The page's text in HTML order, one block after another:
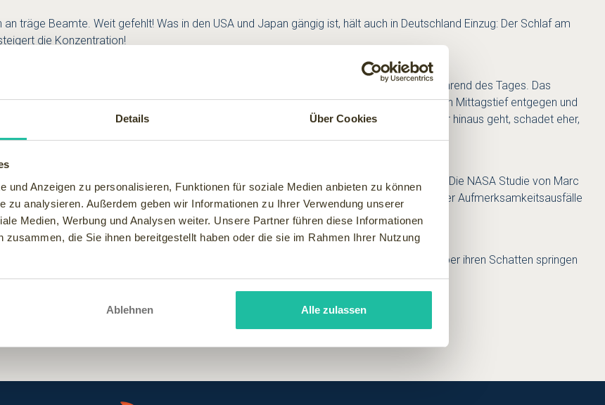
Details Über Cookies
und Anzeigen zu personalisieren, Funktionen für soziale Medien anbieten zu können
zu analysieren. Außerdem geben wir Informationen zu Ihrer Verwendung unserer
Medien, Werbung und Analysen weiter. Unsere Partner führen diese Informationen
zusammen, die Sie ihnen bereitgestellt haben oder die sie im Rahmen Ihrer Nutzung
Ablehnen Alle zulassen
träge Beamte. Weit gefehlt! Was in den USA und Japan gängig ist, hält auch in Deutschland Einzug: Der Schlaf am
die Konzentration!
= Energie, Kraft" und "nap = Nickerchen" ab. Power-Napping ist also ein Kurzschlaf während des Tages. Das
entscheidend verbessern. Der kreativitätsfördernde Kurzschlaf wirkt dem biorhythmischen Mittagstief entgegen und
sollte der Kurzschlaf nicht länger als 20 bis 30 Minuten dauern. Alles, was darüber hinaus geht, schadet eher,
putzmunter.
der NASA oder dem Fraunhofer-Institut die Effektivität des Power-Napping bewiesen: Die NASA Studie von Marc
um bis zu 16 Prozent erhöht und dass gleichzeitig bis zu 34 Prozent weniger Aufmerksamkeitsausfälle
und Kreislaufkrankheiten.
und für das Power-Napping bestens geeignet. Jetzt müssen deutsche Firmen nur noch über ihren Schatten springen